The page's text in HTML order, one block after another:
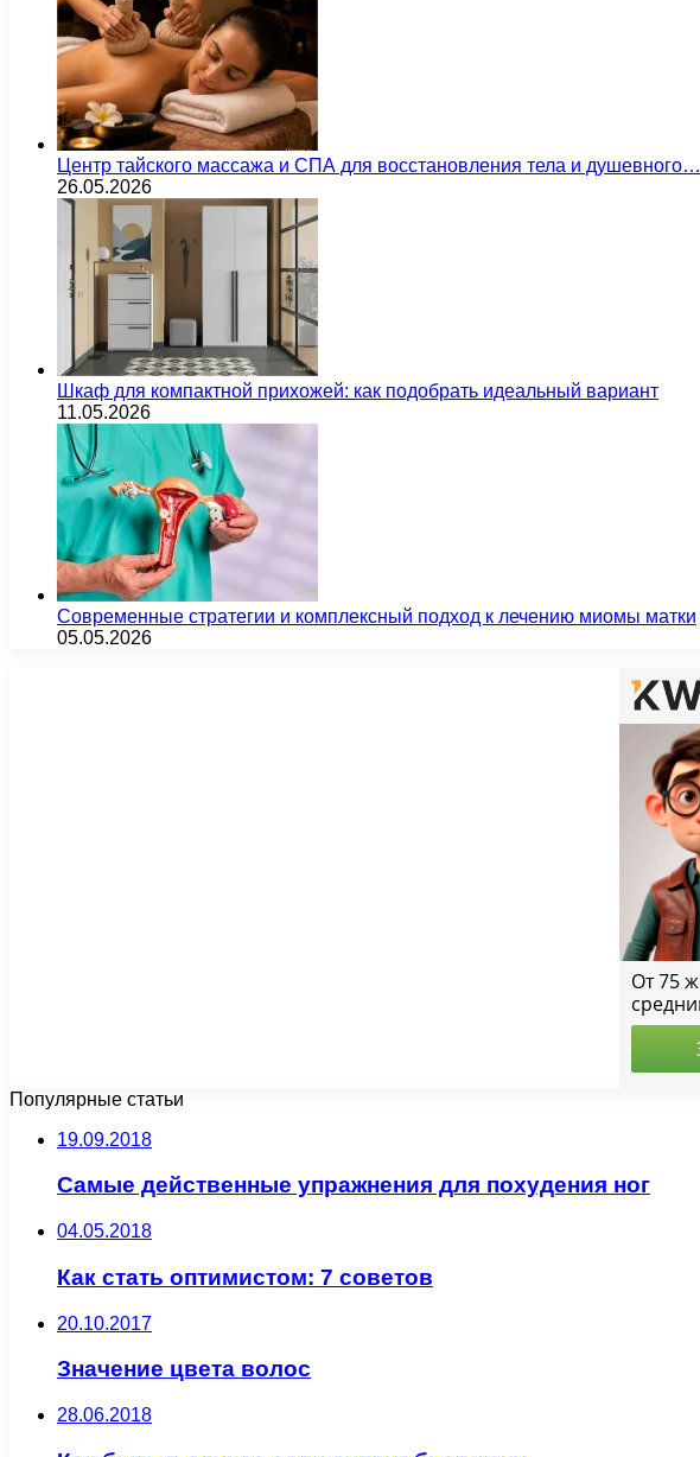
Центр тайского массажа и СПА для восстановления тела и душевного…
26.05.2026
Шкаф для компактной прихожей: как подобрать идеальный вариант
11.05.2026
Современные стратегии и комплексный подход к лечению миомы матки
05.05.2026
Популярные статьи
19.09.2018
Самые действенные упражнения для похудения ног
04.05.2018
Как стать оптимистом: 7 советов
20.10.2017
Значение цвета волос
28.06.2018